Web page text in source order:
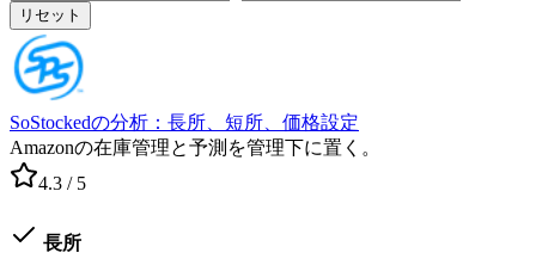
リセット
SoStockedの分析：長所、短所、価格設定
Amazonの在庫管理と予測を管理下に置く。
4.3 / 5
長所